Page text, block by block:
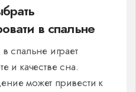
в спальне
спальне играет
и качестве сна.
может привести к